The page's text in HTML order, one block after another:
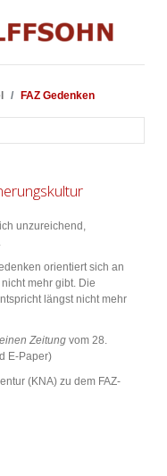
FAZ Gedenken
unzureichend,
orientiert sich an
mehr gibt. Die
längst nicht mehr
Zeitung vom 28.
E-Paper)
(KNA) zu dem FAZ-